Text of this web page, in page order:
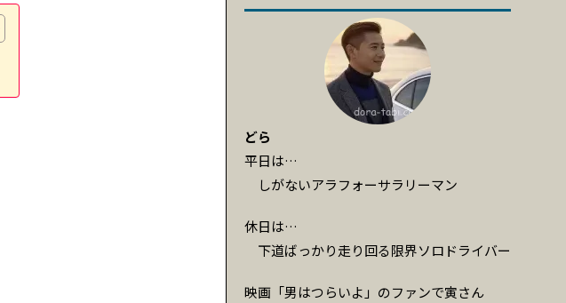
どら
平日は…
しがないアラフォーサラリーマン
休日は…
下道ばっかり走り回る限界ソロドライバー
映画「男はつらいよ」のファンで寅さん